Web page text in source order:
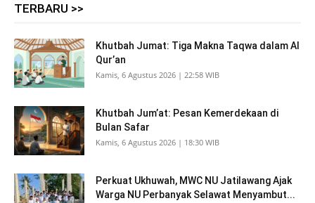
TERBARU >>
Khutbah Jumat: Tiga Makna Taqwa dalam Al
Qur’an
Kamis, 6 Agustus 2026 | 22:58 WIB
Khutbah Jum’at: Pesan Kemerdekaan di
Bulan Safar
Kamis, 6 Agustus 2026 | 18:30 WIB
Perkuat Ukhuwah, MWC NU Jatilawang Ajak
Warga NU Perbanyak Selawat Menyambut...